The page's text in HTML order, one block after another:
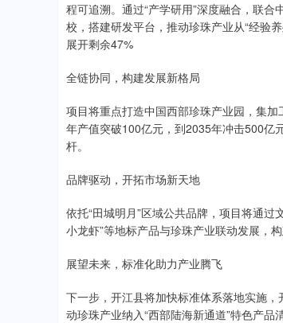
程可追溯。通过“产学研用”深度融合，联
校，搭建研发平台，推动珍珠产业从“经验养
展开剩余47%
全链协同，构建发展新格局
项目将重点打造中国西部珍珠产业园，集
年产值突破100亿元，到2035年冲击500亿
杆。
品牌驱动，开拓市场新天地
依托“田城明月”区域公共品牌，项目将通
小龙虾”等地标产品与珍珠产业联动发展，
展望未来，标准化助力产业腾飞
下一步，开江县将加快标准体系落地实施
动珍珠产业纳入“西部陆海新通道”特色产品